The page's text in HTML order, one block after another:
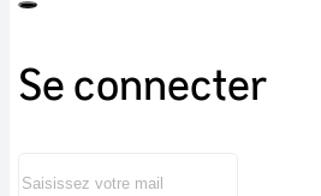
Se connecter